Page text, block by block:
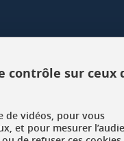
contrôle sur ceux
de vidéos, pour vous
et pour mesurer